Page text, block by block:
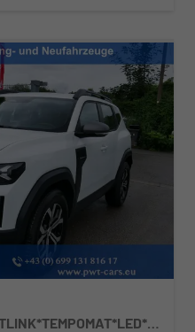
Expression TCe 130*SMARTLINK*TEMPOMAT*LED*PDC-KAMERA*SHZ*KLIMA*17-ZOLL